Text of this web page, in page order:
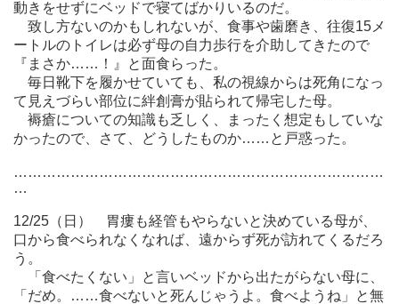
動きをせずにベッドで寝てばかりいるのだ。
致し方ないのかもしれないが、食事や歯磨き、往復15メ
ートルのトイレは必ず母の自力歩行を介助してきたので
『まさか……！』と面食らった。
毎日靴下を履かせていても、私の視線からは死角になっ
て見えづらい部位に絆創膏が貼られて帰宅した母。
褥瘡についての知識も乏しく、まったく想定もしていな
かったので、さて、どうしたものか……と戸惑った。
……………………………………………………………………
…
12/25（日） 胃瘻も経管もやらないと決めている母が、
口から食べられなくなれば、遠からず死が訪れてくるだろ
う。
「食べたくない」と言いベッドから出たがらない母に、
「だめ。……食べないと死んじゃうよ。食べようね」と無